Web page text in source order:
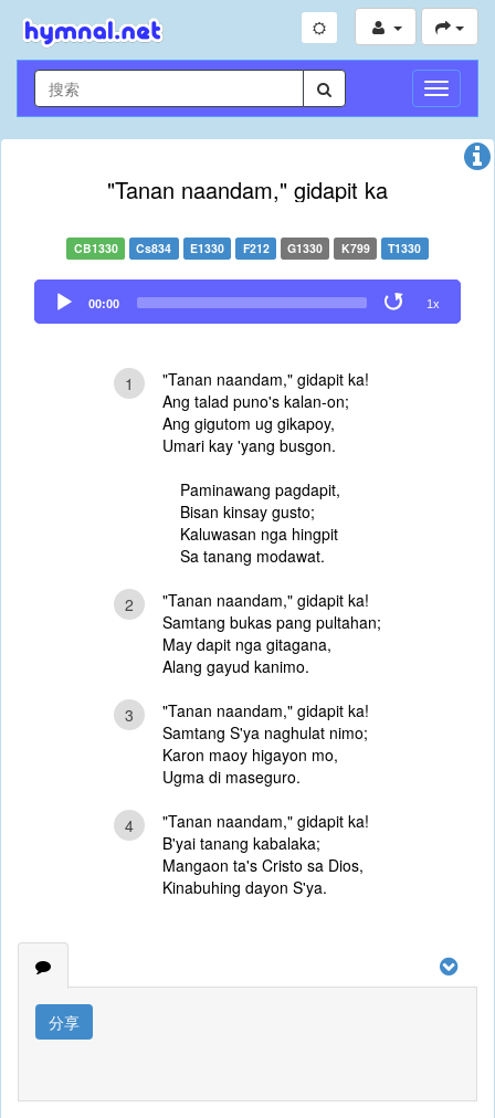
切
换
导
"Tanan naandam," gidapit ka
CB1330 Cs834 E1330 F212 G1330 K799 T1330
Audio
Player
00:00 1x
1
"Tanan naandam," gidapit ka!
Ang talad puno's kalan-on;
Ang gigutom ug gikapoy,
Umari kay 'yang busgon.
Paminawang pagdapit,
Bisan kinsay gusto;
Kaluwasan nga hingpit
Sa tanang modawat.
2
"Tanan naandam," gidapit ka!
Samtang bukas pang pultahan;
May dapit nga gitagana,
Alang gayud kanimo.
3
"Tanan naandam," gidapit ka!
Samtang S'ya naghulat nimo;
Karon maoy higayon mo,
Ugma di maseguro.
4
"Tanan naandam," gidapit ka!
B'yai tanang kabalaka;
Mangaon ta's Cristo sa Dios,
Kinabuhing dayon S'ya.
分享